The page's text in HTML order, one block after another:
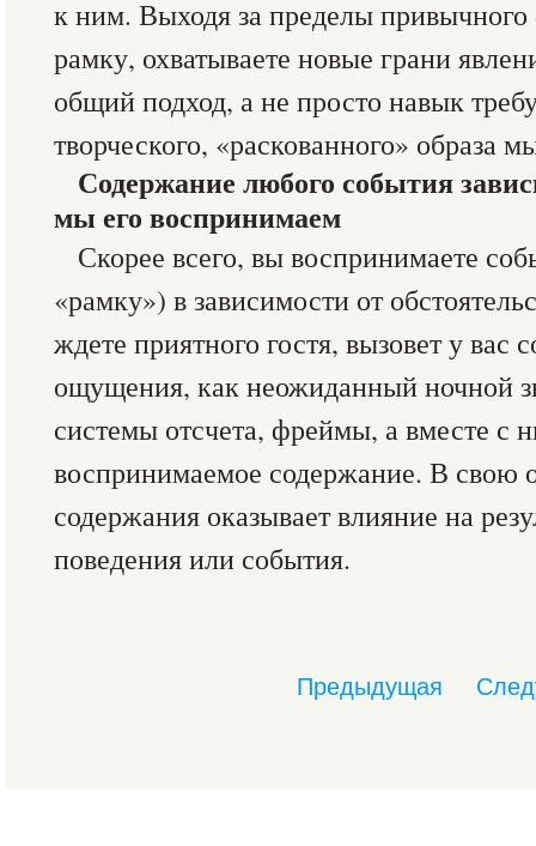
к ним. Выходя за пределы
рамку, охватываете новые грани
общий подход, а не просто навык
творческого, «раскованного» образа
Содержание любого события
мы его воспринимаем
Скорее всего, вы воспринимаете
«рамку») в зависимости от
ждете приятного гостя, вызовет у вас
ощущения, как неожиданный ночной
системы отсчета, фреймы, а вместе с
воспринимаемое содержание. В свою
содержания оказывает влияние на
поведения или события.
Предыдущая